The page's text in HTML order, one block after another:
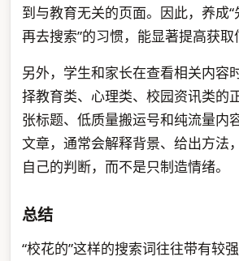
到与教育无关的页面。因此，养成“
再去搜索”的习惯，能显著提高获取
另外，学生和家长在查看相关内容
择教育类、心理类、校园资讯类的
张标题、低质量搬运号和纯流量内
文章，通常会解释背景、给出方法
自己的判断，而不是只制造情绪。
总结
“校花的”这样的搜索词往往带有较